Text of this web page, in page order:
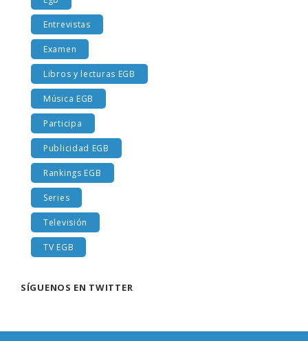
Egb
Entrevistas
Examen
Libros y lecturas EGB
Música EGB
Participa
Publicidad EGB
Rankings EGB
Series
Televisión
TV EGB
SÍGUENOS EN TWITTER